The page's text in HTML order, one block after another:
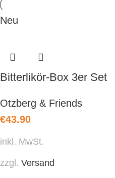
Neu
Bitterlikör-Box 3er Set
Otzberg & Friends
€43.90
inkl. MwSt.
zzgl. Versand